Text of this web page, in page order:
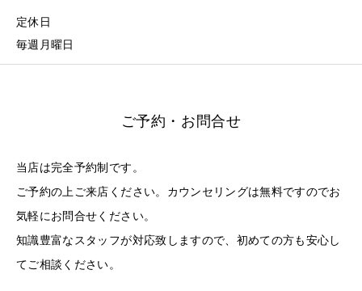
定休日
毎週月曜日
ご予約・お問合せ
当店は完全予約制です。
ご予約の上ご来店ください。カウンセリングは無料ですのでお
気軽にお問合せください。
知識豊富なスタッフが対応致しますので、初めての方も安心し
てご相談ください。